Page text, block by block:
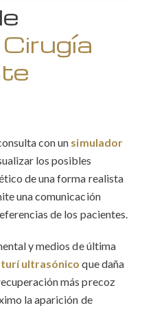
Cirugía
con un simulador
los posibles
de una forma realista
una comunicación
de los pacientes.
y medios de última
ultrasónico que daña
más precoz
la aparición de